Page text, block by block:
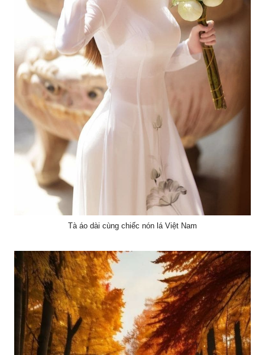
Tà áo dài cùng chiếc nón lá Việt Nam